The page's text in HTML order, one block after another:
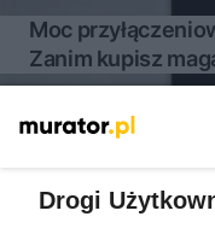
Moc
Zanim kupisz
Drogi